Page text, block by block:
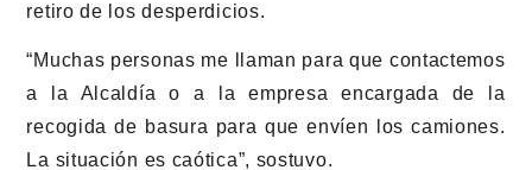
retiro de los desperdicios.
“Muchas personas me llaman para que contactemos
a la Alcaldía o a la empresa encargada de la
recogida de basura para que envíen los camiones.
La situación es caótica”, sostuvo.